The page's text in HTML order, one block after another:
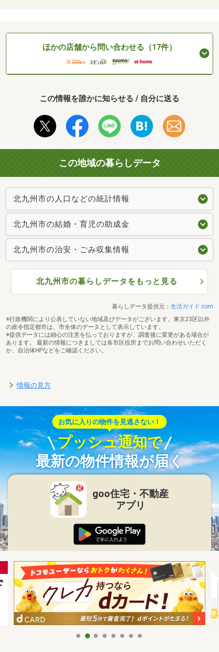
ほかの店舗から問い合わせる（17件）
この情報を誰かに知らせる / 自分に送る
この地域の暮らしデータ
北九州市の人口などの統計情報
北九州市の結婚・育児の助成金
北九州市の治安・ごみ収集情報
北九州市の暮らしデータをもっと見る
暮らしデータ提供元： 生活ガイド.com
※行政機関により公表していない地域及びデータがございます。東京23区以外
の政令指定都市は、市全体のデータとして表示しています。
※提供データには細心の注意を払っておりますが、調査後に変更がある場合が
あります。 最新の情報につきましては各市区役所までお問い合わせいただく
か、自治体HPなどをご確認ください。
情報の見方
お気に入りの物件を見逃さない！
プッシュ通知で
最新の物件情報が届く
goo住宅・不動産
アプリ